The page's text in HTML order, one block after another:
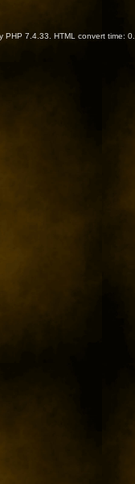
PHP 7.4.33. HTML convert time: